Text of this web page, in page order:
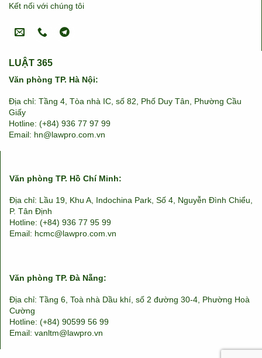
Kết nối với chúng tôi
LUẬT 365
Văn phòng TP. Hà Nội:
Địa chỉ: Tầng 4, Tòa nhà IC, số 82, Phố Duy Tân, Phường Cầu
Giấy
Hotline: (+84) 936 77 97 99
Email: hn@lawpro.com.vn
Văn phòng TP. Hồ Chí Minh:
Địa chỉ: Lầu 19, Khu A, Indochina Park, Số 4, Nguyễn Đình Chiểu,
P. Tân Định
Hotline: (+84) 936 77 95 99
Email: hcmc@lawpro.com.vn
Văn phòng TP. Đà Nẵng:
Địa chỉ: Tầng 6, Toà nhà Dầu khí, số 2 đường 30-4, Phường Hoà
Cường
Hotline: (+84) 90599 56 99
Email: vanltm@lawpro.vn